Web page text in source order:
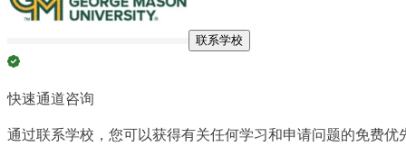
联系学校
快速通道咨询
通过联系学校，您可以获得有关任何学习和申请问题的免费优